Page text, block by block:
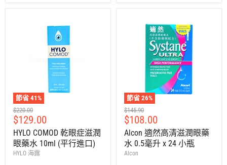
節省 41%
建
議
零
售
價
$220.00
售
價
$129.00
HYLO COMOD 乾眼症滋潤
眼藥水 10ml (平行進口)
HYLO 海露
節省 26%
建
議
零
售
價
$145.90
售
價
$108.00
Alcon 適然高清滋潤眼藥
水 0.5毫升 x 24 小瓶
Alcon